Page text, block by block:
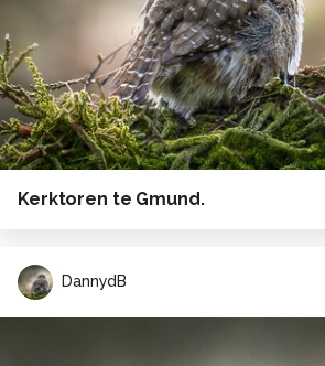
Kerktoren te Gmund.
DannydB